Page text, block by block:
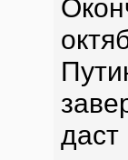
даст